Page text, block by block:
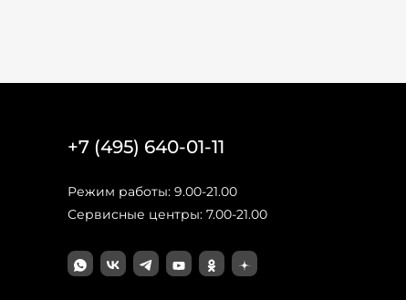
+7 (495) 640-01-11
Режим работы: 9.00-21.00
Сервисные центры: 7.00-21.00